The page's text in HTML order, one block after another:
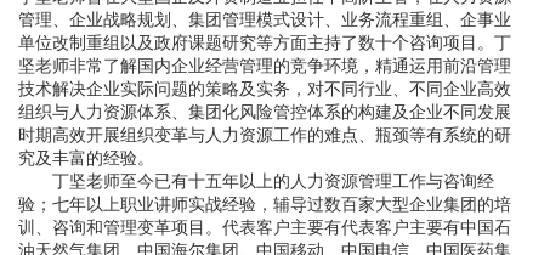
管理、企业战略规划、集团管理模式设计、业务流程重组、企事业
单位改制重组以及政府课题研究等方面主持了数十个咨询项目。丁
坚老师非常了解国内企业经营管理的竞争环境，精通运用前沿管理
技术解决企业实际问题的策略及实务，对不同行业、不同企业高效
组织与人力资源体系、集团化风险管控体系的构建及企业不同发展
时期高效开展组织变革与人力资源工作的难点、瓶颈等有系统的研
究及丰富的经验。
丁坚老师至今已有十五年以上的人力资源管理工作与咨询经
验；七年以上职业讲师实战经验，辅导过数百家大型企业集团的培
训、咨询和管理变革项目。代表客户主要有代表客户主要有中国石
油天然气集团、中国海尔集团、中国移动、中国电信、中国医药集